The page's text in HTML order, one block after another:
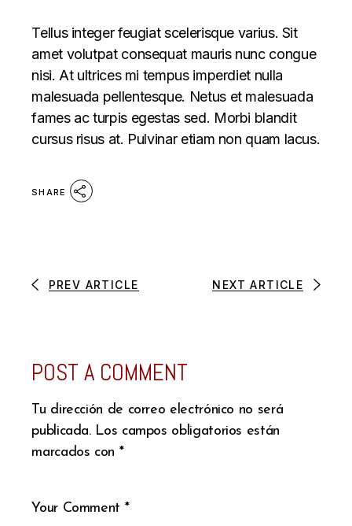
Tellus integer feugiat scelerisque varius. Sit
amet volutpat consequat mauris nunc congue
nisi. At ultrices mi tempus imperdiet nulla
malesuada pellentesque. Netus et malesuada
fames ac turpis egestas sed. Morbi blandit
cursus risus at. Pulvinar etiam non quam lacus.
SHARE
PREV ARTICLE NEXT ARTICLE
POST A COMMENT
Tu dirección de correo electrónico no será
publicada. Los campos obligatorios están
marcados con *